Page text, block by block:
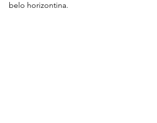
belo horizontina.